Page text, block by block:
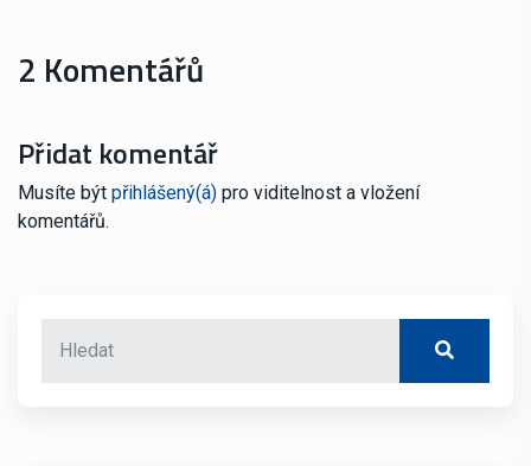
2 Komentářů
Přidat komentář
Musíte být přihlášený(á) pro viditelnost a vložení
komentářů.